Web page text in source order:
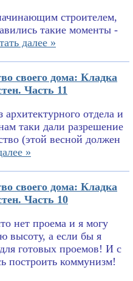
строителем,
такие моменты -
далее »
своего дома: Кладка
Часть 11
отдела и
таки дали разрешение
(этой весной должен
»
своего дома: Кладка
Часть 10
нет проема и я могу
высоту, а если бы я
для готовых проемов! И с
построить коммунизм!